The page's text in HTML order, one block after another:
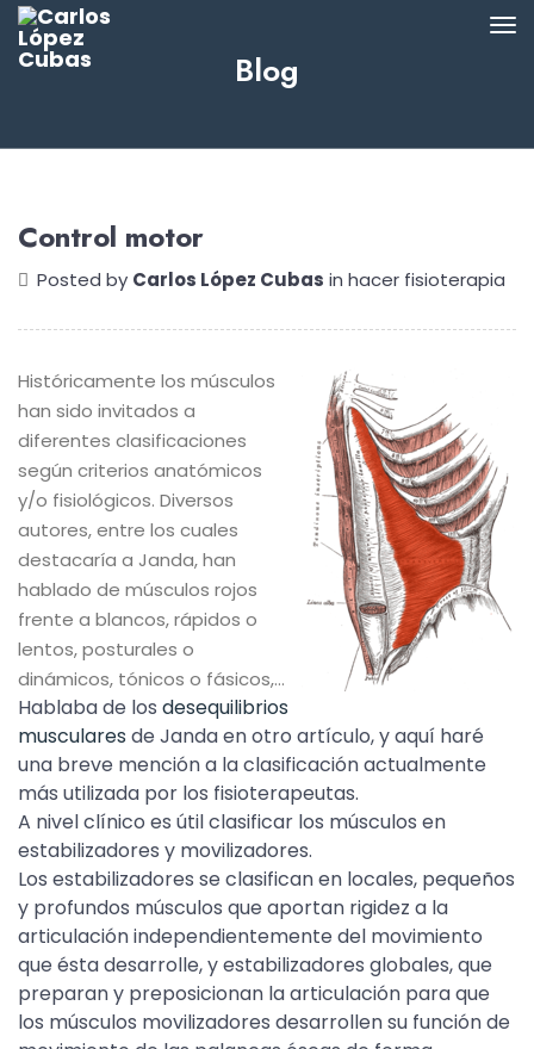
Blog
Control motor
Posted by Carlos López Cubas in hacer fisioterapia
Históricamente los músculos
han sido invitados a
diferentes clasificaciones
según criterios anatómicos
y/o fisiológicos. Diversos
autores, entre los cuales
destacaría a Janda, han
hablado de músculos rojos
frente a blancos, rápidos o
lentos, posturales o
dinámicos, tónicos o fásicos,…
Hablaba de los desequilibrios
musculares de Janda en otro artículo, y aquí haré
una breve mención a la clasificación actualmente
más utilizada por los fisioterapeutas.
A nivel clínico es útil clasificar los músculos en
estabilizadores y movilizadores.
Los estabilizadores se clasifican en locales, pequeños
y profundos músculos que aportan rigidez a la
articulación independientemente del movimiento
que ésta desarrolle, y estabilizadores globales, que
preparan y preposicionan la articulación para que
los músculos movilizadores desarrollen su función de